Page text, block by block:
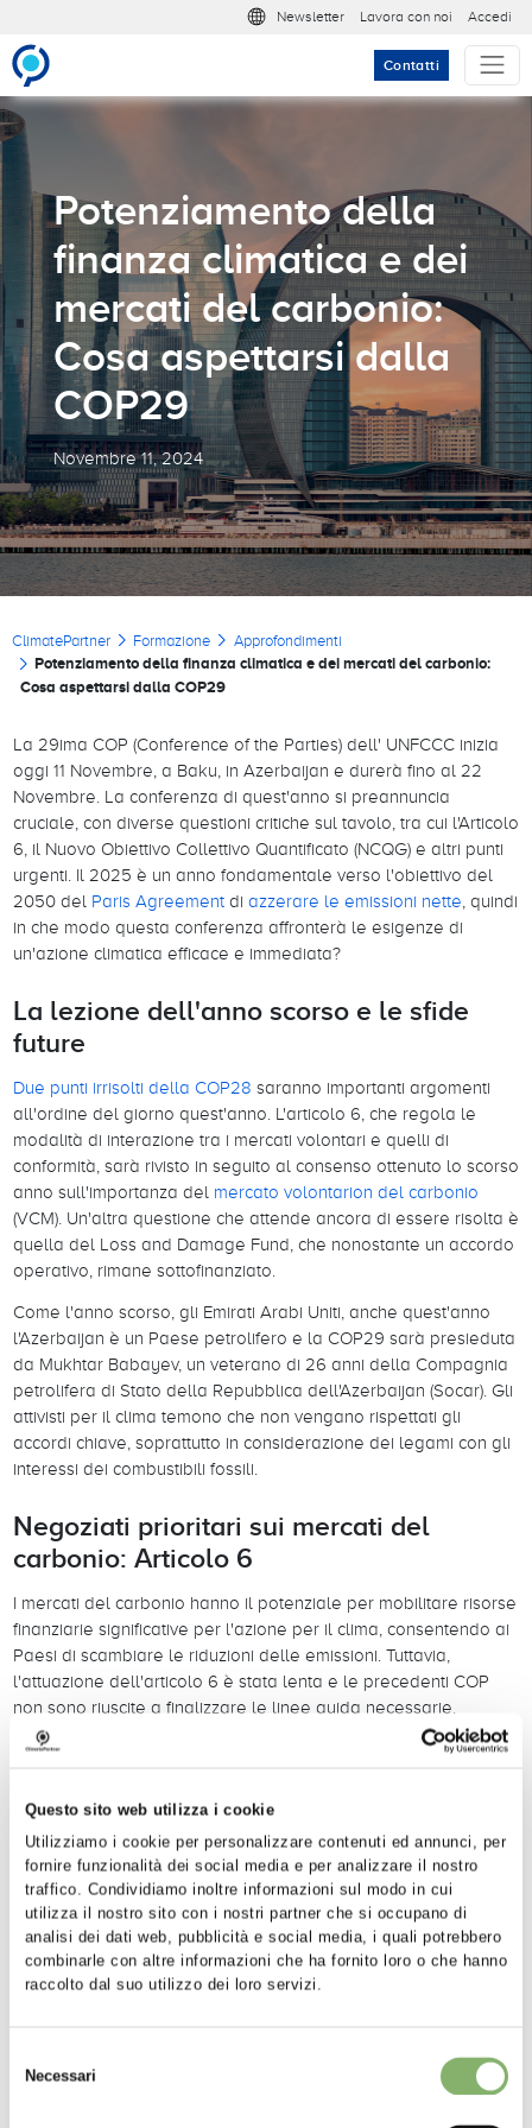
Questo sito web utilizza i cookie
Utilizziamo i cookie per personalizzare contenuti ed annunci, per
fornire funzionalità dei social media e per analizzare il nostro
traffico. Condividiamo inoltre informazioni sul modo in cui
utilizza il nostro sito con i nostri partner che si occupano di
analisi dei dati web, pubblicità e social media, i quali potrebbero
combinarle con altre informazioni che ha fornito loro o che hanno
raccolto dal suo utilizzo dei loro servizi.
delNecessari
Meta nav
Newsletter Lavora con noi Accedi
Contatti
Potenziamento della
finanza climatica e dei
mercati del carbonio:
Cosa aspettarsi dalla
COP29
Novembre 11, 2024
Briciole di pane
ClimatePartner Formazione Approfondimenti
Potenziamento della finanza climatica e dei mercati del carbonio:
Cosa aspettarsi dalla COP29
La 29ima COP (Conference of the Parties) dell' UNFCCC inizia
oggi 11 Novembre, a Baku, in Azerbaijan e durerà fino al 22
Novembre. La conferenza di quest'anno si preannuncia
cruciale, con diverse questioni critiche sul tavolo, tra cui l'Articolo
6, il Nuovo Obiettivo Collettivo Quantificato (NCQG) e altri punti
urgenti. Il 2025 è un anno fondamentale verso l'obiettivo del
2050 del Paris Agreementdi azzerare le emissioni nette, quindi
in che modo questa conferenza affronterà le esigenze di
un'azione climatica efficace e immediata?
La lezione dell'anno scorso e le sfide
future
Due punti irrisolti della COP28 saranno importanti argomenti
all'ordine del giorno quest'anno. L'articolo 6, che regola le
modalità di interazione tra i mercati volontari e quelli di
conformità, sarà rivisto in seguito al consenso ottenuto lo scorso
anno sull'importanza del mercato volontarion del carbonio
(VCM). Un'altra questione che attende ancora di essere risolta è
quella del Loss and Damage Fund, che nonostante un accordo
operativo, rimane sottofinanziato.
Come l'anno scorso, gli Emirati Arabi Uniti, anche quest'anno
l'Azerbaijan è un Paese petrolifero e la COP29 sarà presieduta
da Mukhtar Babayev, un veterano di 26 anni della Compagnia
petrolifera di Stato della Repubblica dell'Azerbaijan (Socar). Gli
attivisti per il clima temono che non vengano rispettati gli
accordi chiave, soprattutto in considerazione dei legami con gli
interessi dei combustibili fossili.
Negoziati prioritari sui mercati del
carbonio: Articolo 6
I mercati del carbonio hanno il potenziale per mobilitare risorse
finanziarie significative per l'azione per il clima, consentendo ai
Paesi di scambiare le riduzioni delle emissioni. Tuttavia,
l'attuazione dell'articolo 6 è stata lenta e le precedenti COP
non sono riuscite a finalizzare le linee guida necessarie.
Alla COP29, i negoziatori punteranno a rendere pienamente
chiare per le transazioni sul mercato del carbonio, garantendo
la trasparenza e prevenendo il greenwashing. Un mercato del
carbonio ben funzionante potrebbe fornire un sistema di
finanziamento senza debiti per i progetti verdi e aiutare i Paesi
a raggiungere gli obiettivi climatici in modo più efficiente. Gli
aspetti chiave in discussione includono la creazione di un
sistema di contabilità centralizzato per evitare il doppio
conteggio delle riduzioni delle emissioni, la definizione di
e all'integrità ambientale.